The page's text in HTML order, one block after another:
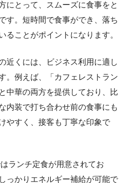
にとって、スムーズに食事をと
す。短時間で食事ができ、落ち
ることがポイントになります。
近くには、ビジネス利用に適し
。例えば、「カフェレストラン
中華の両方を提供しており、比
内装で打ち合わせ前の食事にも
やすく、接客も丁寧な印象で
ランチ定食が用意されてお
っかりエネルギー補給が可能で